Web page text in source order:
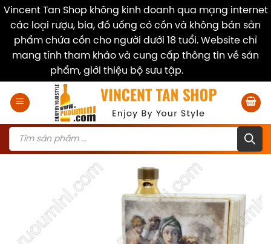
Vincent Tan Shop không kinh doanh qua mạng internet
các loại rượu, bia, đồ uống có cồn và không bán sản
phẩm chứa cồn cho người dưới 18 tuổi. Website chỉ
mang tính tham khảo và cung cấp thông tin về sản
phẩm, giới thiệu bộ sưu tập.
Products
search